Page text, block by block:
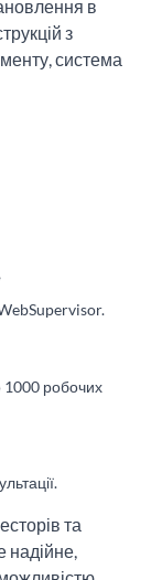
в
з
система
1000 робочих
та
надійне,